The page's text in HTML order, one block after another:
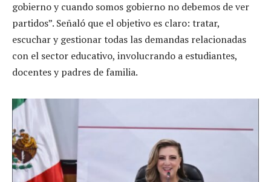
gobierno y cuando somos gobierno no debemos de ver
partidos”. Señaló que el objetivo es claro: tratar,
escuchar y gestionar todas las demandas relacionadas
con el sector educativo, involucrando a estudiantes,
docentes y padres de familia.